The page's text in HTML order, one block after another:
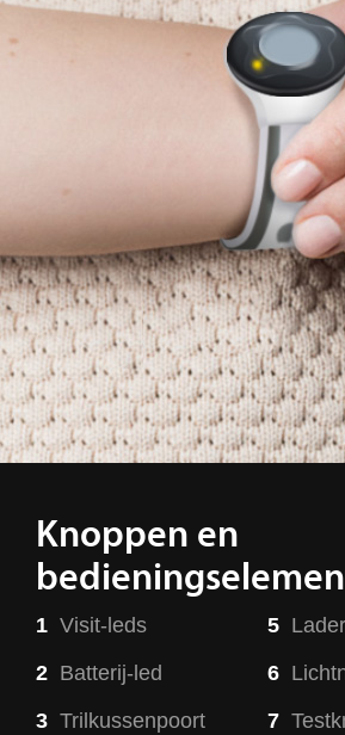
Knoppen en
1 Visit-leds
2 Batterij-led
3 Trilkussenpoort
5 Lader
6
7